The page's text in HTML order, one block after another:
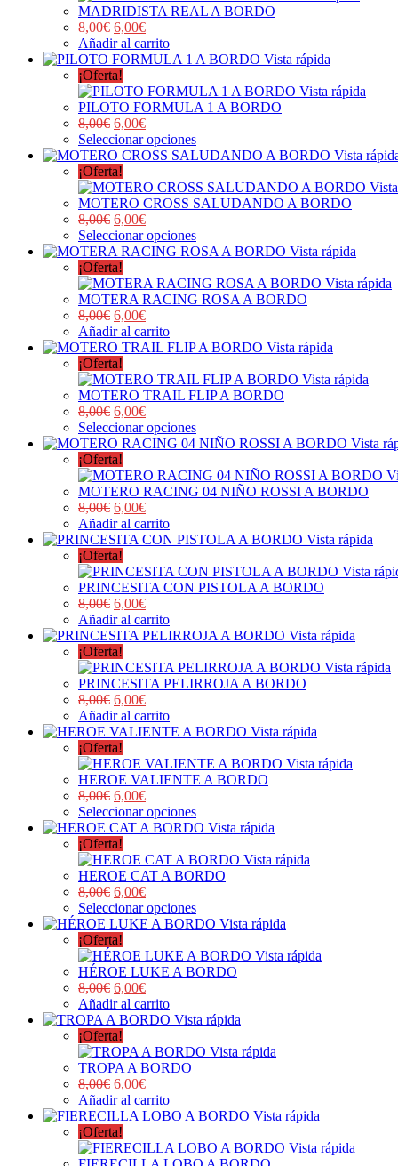
MADRIDISTA REAL A BORDO
8,00€ 6,00€
Añadir al carrito
Vista rápida
¡Oferta!
Vista rápida
PILOTO FORMULA 1 A BORDO
8,00€ 6,00€
Seleccionar opciones
Vista
¡Oferta!
MOTERO CROSS SALUDANDO A BORDO
8,00€ 6,00€
Seleccionar opciones
Vista rápida
¡Oferta!
Vista rápida
MOTERA RACING ROSA A BORDO
8,00€ 6,00€
Añadir al carrito
Vista rápida
¡Oferta!
Vista rápida
MOTERO TRAIL FLIP A BORDO
8,00€ 6,00€
Seleccionar opciones
Vista
¡Oferta!
MOTERO RACING 04 NIÑO ROSSI A BORDO
8,00€ 6,00€
Añadir al carrito
Vista rápida
¡Oferta!
Vista
PRINCESITA CON PISTOLA A BORDO
8,00€ 6,00€
Añadir al carrito
Vista rápida
¡Oferta!
Vista rápida
PRINCESITA PELIRROJA A BORDO
8,00€ 6,00€
Añadir al carrito
Vista rápida
¡Oferta!
Vista rápida
HEROE VALIENTE A BORDO
8,00€ 6,00€
Seleccionar opciones
Vista rápida
¡Oferta!
Vista rápida
HEROE CAT A BORDO
8,00€ 6,00€
Seleccionar opciones
Vista rápida
¡Oferta!
Vista rápida
HÉROE LUKE A BORDO
8,00€ 6,00€
Añadir al carrito
Vista rápida
¡Oferta!
Vista rápida
TROPA A BORDO
8,00€ 6,00€
Añadir al carrito
Vista rápida
¡Oferta!
Vista rápida